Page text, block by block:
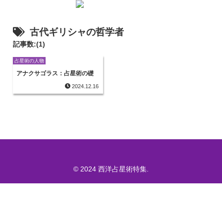
古代ギリシャの哲学者
記事数:(1)
占星術の人物
アナクサゴラス：占星術の礎
2024.12.16
© 2024 西洋占星術特集.